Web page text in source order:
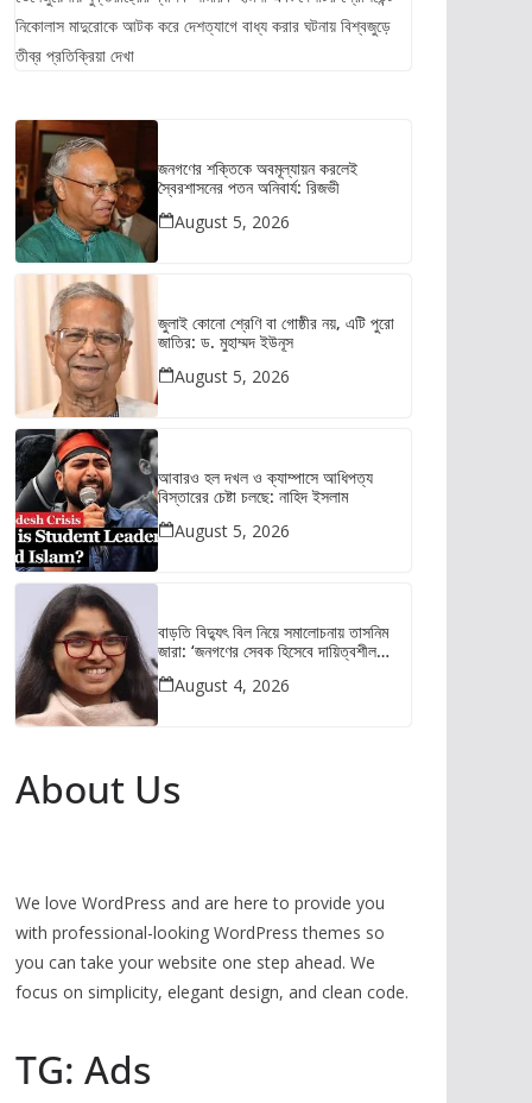
নিকোলাস মাদুরোকে আটক করে দেশত্যাগে বাধ্য করার ঘটনায় বিশ্বজুড়ে
তীব্র প্রতিক্রিয়া দেখা
জনগণের শক্তিকে অবমূল্যায়ন করলেই
স্বৈরশাসনের পতন অনিবার্য: রিজভী
August 5, 2026
জুলাই কোনো শ্রেণি বা গোষ্ঠীর নয়, এটি পুরো
জাতির: ড. মুহাম্মদ ইউনূস
August 5, 2026
আবারও হল দখল ও ক্যাম্পাসে আধিপত্য
বিস্তারের চেষ্টা চলছে: নাহিদ ইসলাম
August 5, 2026
বাড়তি বিদ্যুৎ বিল নিয়ে সমালোচনায় তাসনিম
জারা: ‘জনগণের সেবক হিসেবে দায়িত্বশীল
August 4, 2026
About Us
We love WordPress and are here to provide you
with professional-looking WordPress themes so
you can take your website one step ahead. We
focus on simplicity, elegant design, and clean code.
TG: Ads